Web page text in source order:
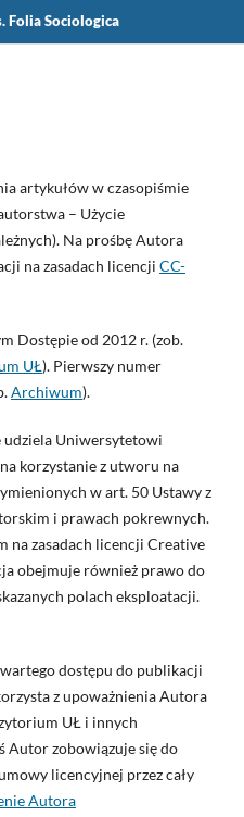
Folia Sociologica
artykułów w czasopiśmie
– Użycie
Na prośbę Autora
na zasadach licencji CC-
Dostępie od 2012 r. (zob.
UŁ). Pierwszy numer
Archiwum).
Uniwersytetowi
korzystanie z utworu na
w art. 50 Ustawy z
i prawach pokrewnych.
na zasadach licencji Creative
obejmuje również prawo do
polach eksploatacji.
dostępu do publikacji
z upoważnienia Autora
UŁ i innych
Autor zobowiązuje się do
licencyjnej przez cały
Autora